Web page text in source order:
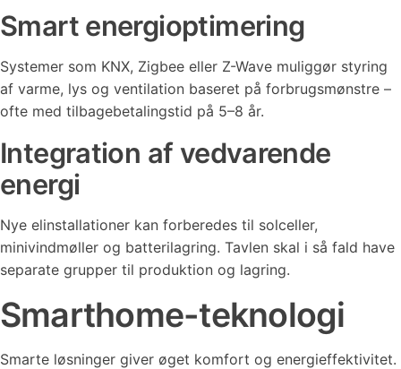
Smart energioptimering
Systemer som KNX, Zigbee eller Z-Wave muliggør styring
af varme, lys og ventilation baseret på forbrugsmønstre –
ofte med tilbagebetalingstid på 5–8 år.
Integration af vedvarende
energi
Nye elinstallationer kan forberedes til solceller,
minivindmøller og batterilagring. Tavlen skal i så fald have
separate grupper til produktion og lagring.
Smarthome-teknologi
Smarte løsninger giver øget komfort og energieffektivitet.